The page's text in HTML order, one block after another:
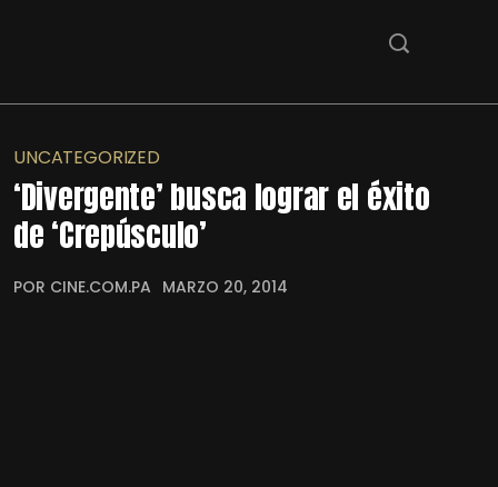
UNCATEGORIZED
‘Divergente’ busca lograr el éxito
de ‘Crepúsculo’
POR CINE.COM.PA MARZO 20, 2014